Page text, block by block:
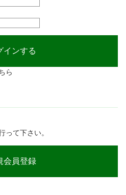
ら
って下さい。